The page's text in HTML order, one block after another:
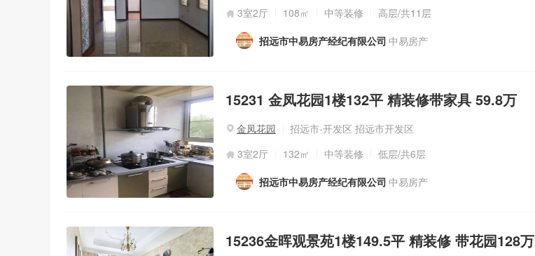
3室2厅
108㎡ 中等装修 高层/共11层
招远市中易房产经纪有限公司 中易房产
15231 金凤花园1楼132平 精装修带家具 59.8万
金凤花园
招远市-开发区 招远市开发区
3室2厅
132㎡ 中等装修 低层/共6层
招远市中易房产经纪有限公司 中易房产
15236金晖观景苑1楼149.5平 精装修 带花园128万